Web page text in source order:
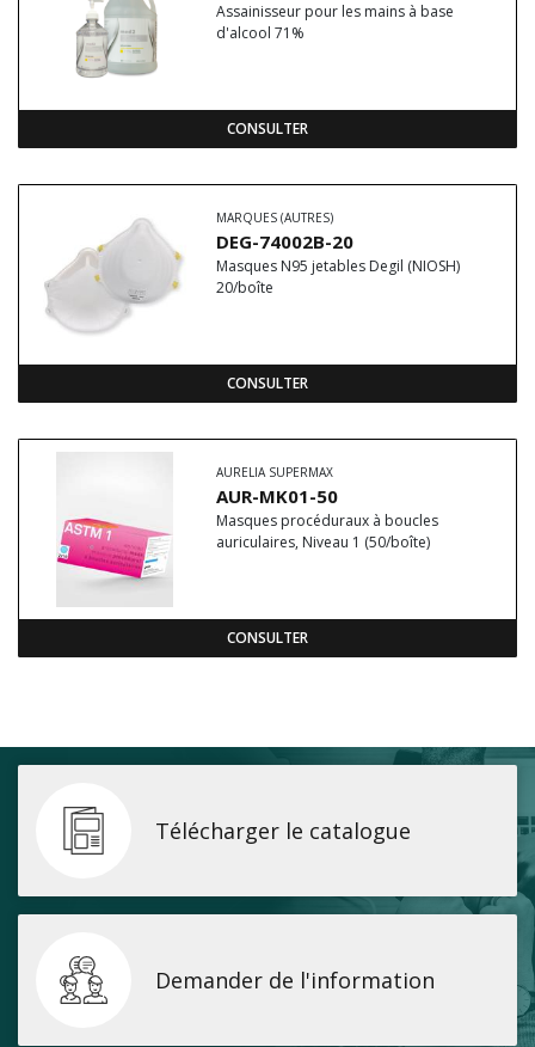
Assainisseur pour les mains à base
d'alcool 71%
CONSULTER
MARQUES (AUTRES)
DEG-74002B-20
Masques N95 jetables Degil (NIOSH)
20/boîte
CONSULTER
AURELIA SUPERMAX
AUR-MK01-50
Masques procéduraux à boucles
auriculaires, Niveau 1 (50/boîte)
CONSULTER
Télécharger le catalogue
Demander de l'information